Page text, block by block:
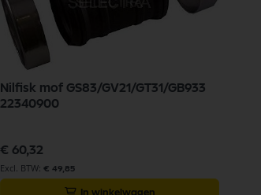
Nilfisk mof GS83/GV21/GT31/GB933
22340900
€ 60,32
€ 49,85
In winkelwagen